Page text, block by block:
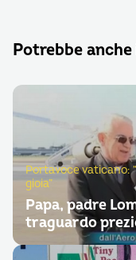
Potrebbe
Portavoce vaticano:
gioia”
Papa, padre
traguardo